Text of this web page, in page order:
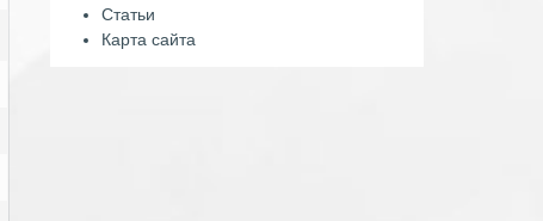
Статьи
Карта сайта